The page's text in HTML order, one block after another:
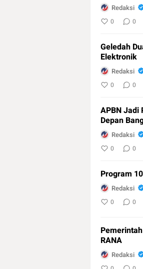
Redaksi
0 0
Geledah
Elektronik
Redaksi
0 0
APBN Jadi
Depan
Redaksi
0 0
Program
Redaksi
0 0
RANA
Redaksi